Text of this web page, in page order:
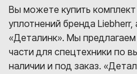
Вы можете купить
уплотнений бренда
«Деталинк». Мы
части для спецтехники по
наличии и под заказ.